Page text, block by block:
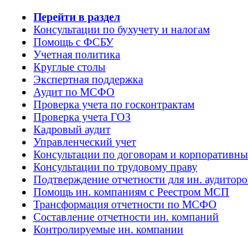
Перейти в раздел
Консультации по бухучету и налогам
Помощь с ФСБУ
Учетная политика
Круглые столы
Экспертная поддержка
Аудит по МСФО
Проверка учета по госконтрактам
Проверка учета ГОЗ
Кадровый аудит
Управленческий учет
Консультации по договорам и
Консультации по трудовому праву
Подтверждение отчетности для ин.
Помощь ин. компаниям с Реестром МСП
Трансформация отчетности по МСФО
Составление отчетности ин. компаний
Контролируемые ин. компании